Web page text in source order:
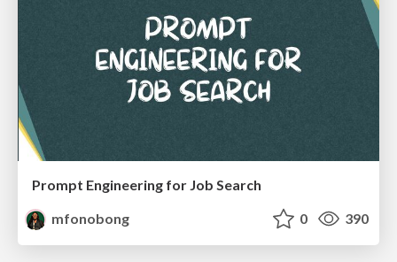
Prompt Engineering for Job Search
mfonobong
0 390